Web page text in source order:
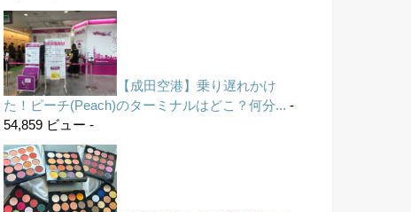
【成田空港】乗り遅れかけ
た！ピーチ(Peach)のターミナルはどこ？何分... -
54,859 ビュー -